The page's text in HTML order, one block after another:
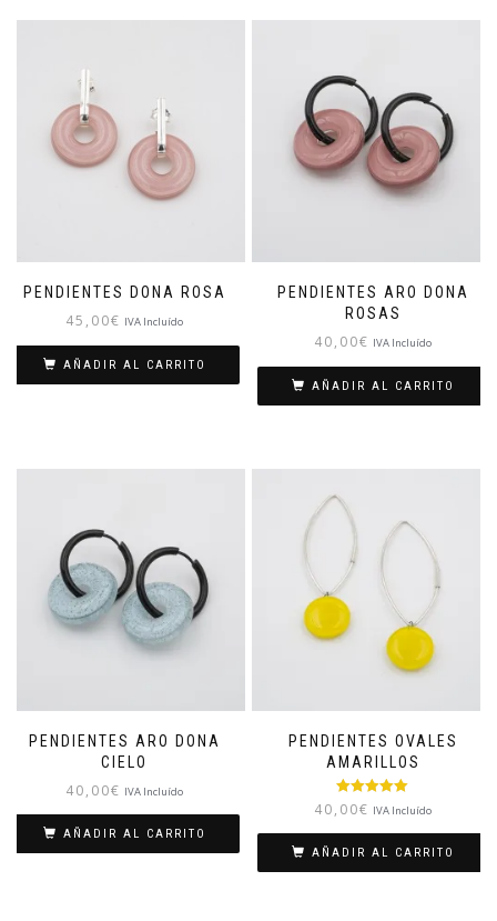
PENDIENTES DONA ROSA
45,00€ IVA Incluído
AÑADIR AL CARRITO
PENDIENTES ARO DONA
ROSAS
40,00€ IVA Incluído
AÑADIR AL CARRITO
PENDIENTES ARO DONA
CIELO
40,00€ IVA Incluído
AÑADIR AL CARRITO
PENDIENTES OVALES
AMARILLOS
Valorado con
5.00 de 5
40,00€ IVA Incluído
AÑADIR AL CARRITO